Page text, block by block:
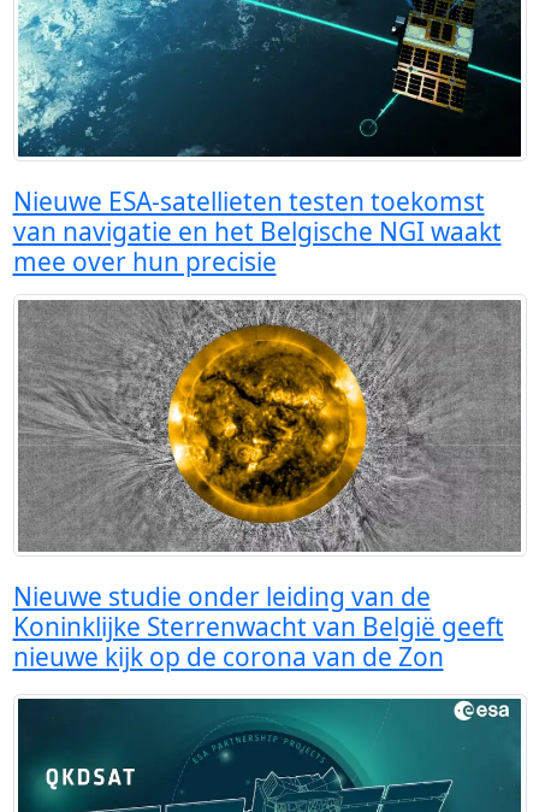
Nieuwe ESA-satellieten testen toekomst
van navigatie en het Belgische NGI waakt
mee over hun precisie
Nieuwe studie onder leiding van de
Koninklijke Sterrenwacht van België geeft
nieuwe kijk op de corona van de Zon